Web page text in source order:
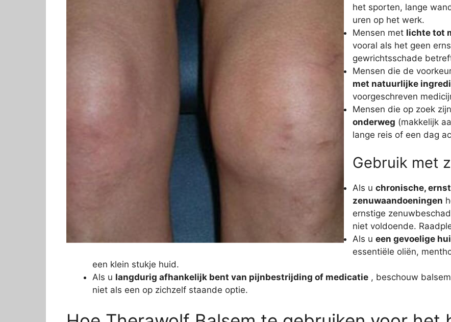
het sporten, lange
uren op het werk.
Mensen met lichte tot
vooral als het geen
gewrichtsschade
Mensen die de
met natuurlijke
voorgeschreven
Mensen die op zoek
onderweg (makkelijk
lange reis of een dag
Gebruik met
Als u chronische,
zenuwaandoeningen
ernstige
niet voldoende.
Als u een gevoelige
essentiële oliën,
een klein stukje huid.
Als u langdurig afhankelijk bent van pijnbestrijding of medicatie, beschouw
niet als een op zichzelf staande optie.